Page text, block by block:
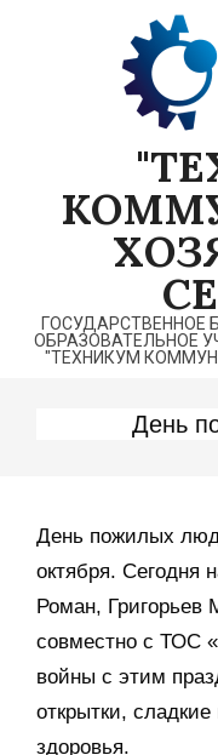
ГОСУДАРСТВЕННОЕ
ОБРАЗОВАТЕЛЬНОЕ
"ТЕХНИКУМ
День
День пожилых
октября. Сегодня
Роман, Григорьев
совместно с ТОС
войны с этим
открытки,
здоровья.